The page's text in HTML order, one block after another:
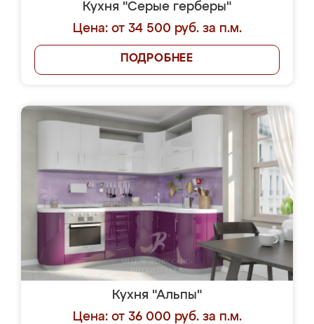
Кухня "Серые герберы"
Цена: от 34 500 руб. за п.м.
ПОДРОБНЕЕ
Кухня "Альпы"
Цена: от 36 000 руб. за п.м.